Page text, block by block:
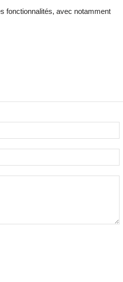
fonctionnalités, avec notamment